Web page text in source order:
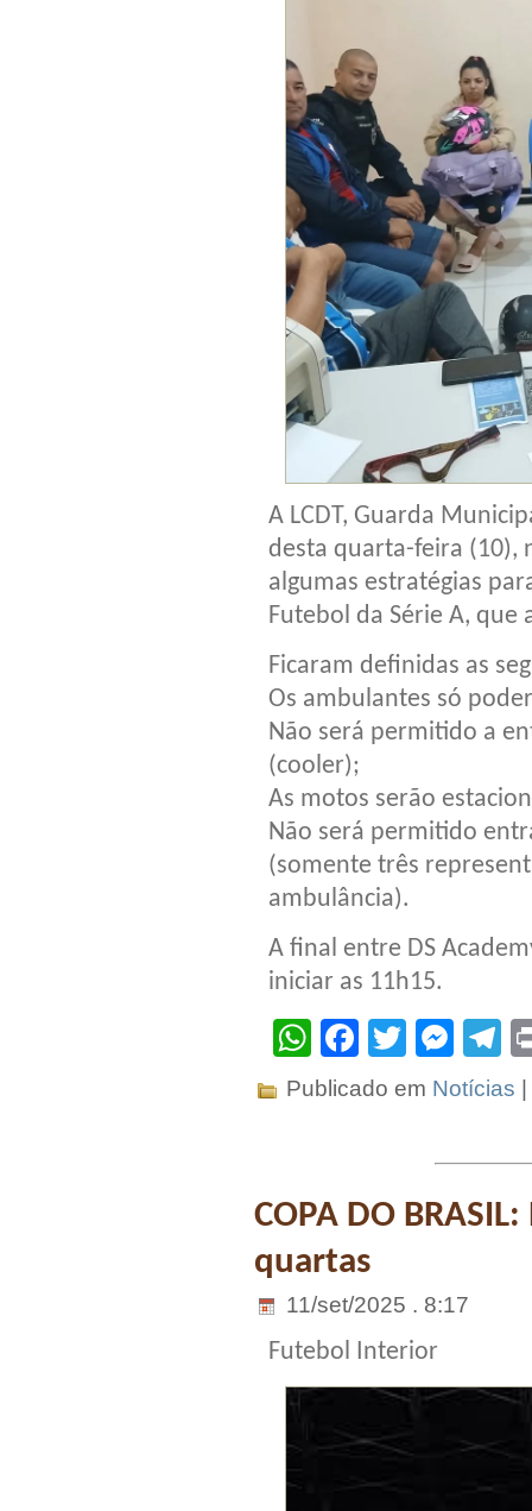
A LCDT, Guarda
desta quarta-feira (10),
algumas estratégias
Futebol da Série A,
Ficaram definidas as
Os ambulantes só
Não será permitido a
(cooler);
As motos serão
Não será permitido
(somente três
ambulância).
A final entre DS
iniciar as 11h15.
WhatsApp
Facebook
Twitter
Publicado em Notícias |
COPA DO
quartas
11/set/2025 . 8:17
Futebol Interior